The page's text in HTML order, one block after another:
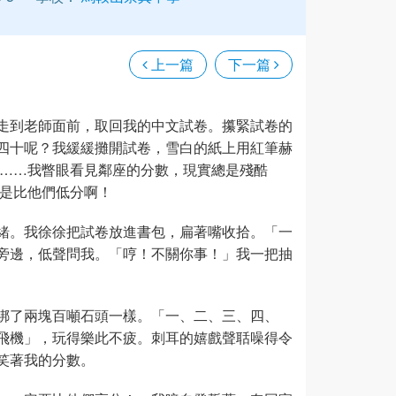
上一篇 下一篇
老師面前，取回我的中文試卷。攥緊試卷的
呢？我緩緩攤開試卷，雪白的紙上用紅筆赫
我瞥眼看見鄰座的分數，現實總是殘酷
比他們低分啊！
我徐徐把試卷放進書包，扁著嘴收拾。「一
，低聲問我。「哼！不關你事！」我一把抽
兩塊百噸石頭一樣。「一、二、三、四、
」，玩得樂此不疲。刺耳的嬉戲聲聒噪得令
我的分數。